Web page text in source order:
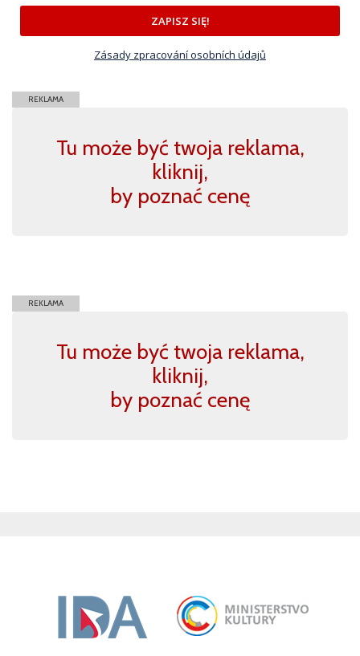
ZAPISZ SIĘ!
Zásady zpracování osobních údajů
REKLAMA
Tu może być twoja reklama,
kliknij,
by poznać cenę
REKLAMA
Tu może być twoja reklama,
kliknij,
by poznać cenę